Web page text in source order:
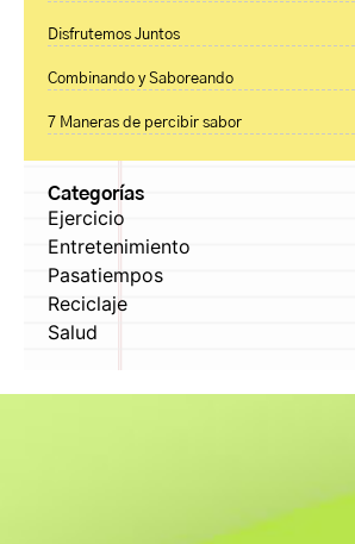
Disfrutemos Juntos
Combinando y Saboreando
7 Maneras de percibir sabor
Categorías
Ejercicio
Entretenimiento
Pasatiempos
Reciclaje
Salud